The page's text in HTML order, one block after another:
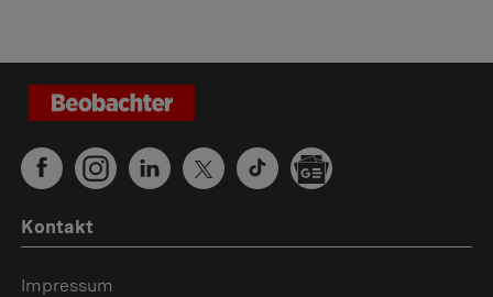
Kontakt
Impressum